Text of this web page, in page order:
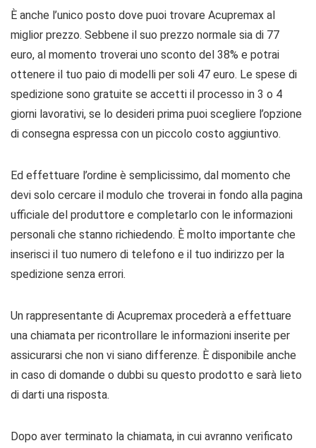
È anche l’unico posto dove puoi trovare Acupremax al
miglior prezzo. Sebbene il suo prezzo normale sia di 77
euro, al momento troverai uno sconto del 38% e potrai
ottenere il tuo paio di modelli per soli 47 euro. Le spese di
spedizione sono gratuite se accetti il ​​processo in 3 o 4
giorni lavorativi, se lo desideri prima puoi scegliere l’opzione
di consegna espressa con un piccolo costo aggiuntivo.
Ed effettuare l’ordine è semplicissimo, dal momento che
devi solo cercare il modulo che troverai in fondo alla pagina
ufficiale del produttore e completarlo con le informazioni
personali che stanno richiedendo. È molto importante che
inserisci il tuo numero di telefono e il tuo indirizzo per la
spedizione senza errori.
Un rappresentante di Acupremax procederà a effettuare
una chiamata per ricontrollare le informazioni inserite per
assicurarsi che non vi siano differenze. È disponibile anche
in caso di domande o dubbi su questo prodotto e sarà lieto
di darti una risposta.
Dopo aver terminato la chiamata, in cui avranno verificato